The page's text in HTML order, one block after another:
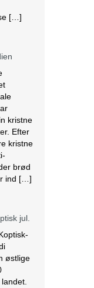
[…]
kristne
Efter
kristne
brød
ind […]
jul.
østlige